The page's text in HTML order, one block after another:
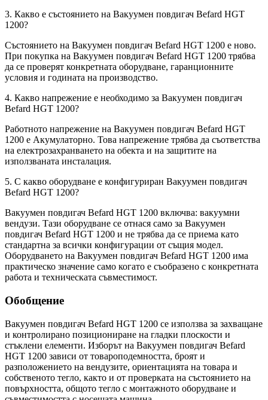
3. Какво е състоянието на Вакуумен повдигач Befard HGT
1200?
Състоянието на Вакуумен повдигач Befard HGT 1200 е ново.
При покупка на Вакуумен повдигач Befard HGT 1200 трябва
да се проверят конкретната оборудване, гаранционните
условия и годината на производство.
4. Какво напрежение е необходимо за Вакуумен повдигач
Befard HGT 1200?
Работното напрежение на Вакуумен повдигач Befard HGT
1200 е Акумулаторно. Това напрежение трябва да съответства
на електрозахранването на обекта и на защитите на
използваната инсталация.
5. С какво оборудване е конфигуриран Вакуумен повдигач
Befard HGT 1200?
Вакуумен повдигач Befard HGT 1200 включва: вакуумни
вендузи. Тази оборудване се отнася само за Вакуумен
повдигач Befard HGT 1200 и не трябва да се приема като
стандартна за всички конфигурации от същия модел.
Оборудването на Вакуумен повдигач Befard HGT 1200 има
практическо значение само когато е съобразено с конкретната
работа и техническата съвместимост.
Обобщение
Вакуумен повдигач Befard HGT 1200 се използва за захващане
и контролирано позициониране на гладки плоскости и
стъклени елементи. Изборът на Вакуумен повдигач Befard
HGT 1200 зависи от товароподемността, броят и
разположението на вендузите, ориентацията на товара и
собственото тегло, както и от проверката на състоянието на
повърхността, общото тегло с монтажното оборудване и